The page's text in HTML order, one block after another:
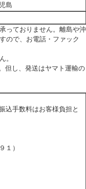
島
っておりません。離島や沖
ので、お電話・ファック
。
但し、発送はヤマト運輸の
込手数料はお客様負担と
１）